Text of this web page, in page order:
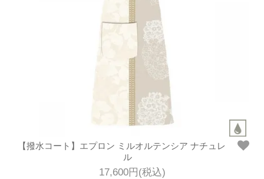
【撥水コート】エプロン ミルオルテンシア ナチュレ
ル
17,600円(税込)